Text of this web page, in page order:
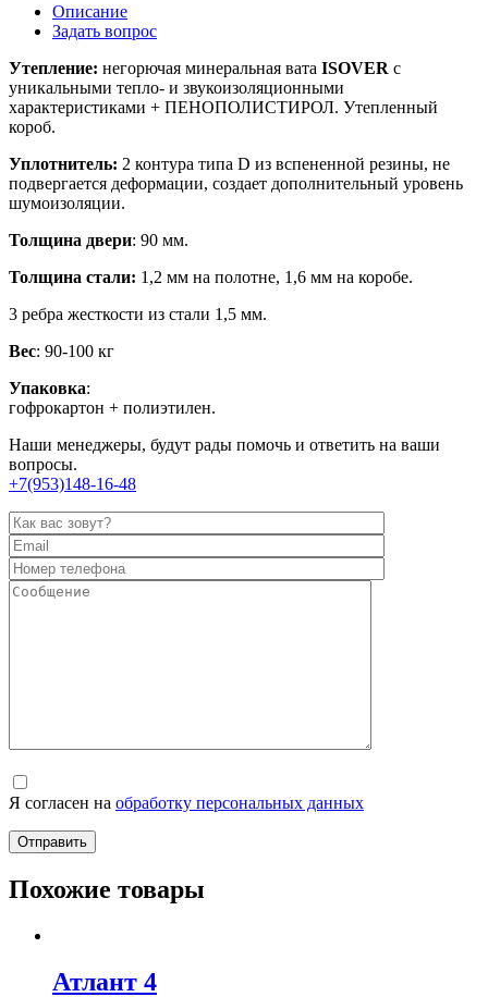
Описание
Задать вопрос
Утепление: негорючая минеральная вата ISOVER с
уникальными тепло- и звукоизоляционными
характеристиками + ПЕНОПОЛИСТИРОЛ. Утепленный
короб.
Уплотнитель: 2 контура типа D из вспененной резины, не
подвергается деформации, создает дополнительный уровень
шумоизоляции.
Толщина двери: 90 мм.
Толщина стали: 1,2 мм на полотне, 1,6 мм на коробе.
3 ребра жесткости из стали 1,5 мм.
Вес: 90-100 кг
Упаковка:
гофрокартон + полиэтилен.
Наши менеджеры, будут рады помочь и ответить на ваши
вопросы.
+7(953)148-16-48
Я согласен на обработку персональных данных
Похожие товары
Атлант 4